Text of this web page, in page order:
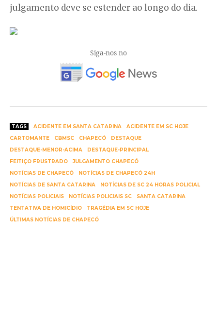
julgamento deve se estender ao longo do dia.
Siga-nos no
TAGS ACIDENTE EM SANTA CATARINA
ACIDENTE EM SC HOJE
CARTOMANTE
CBMSC CHAPECÓ
DESTAQUE
DESTAQUE-MENOR-ACIMA
DESTAQUE-PRINCIPAL
FEITIÇO FRUSTRADO
JULGAMENTO CHAPECÓ
NOTÍCIAS DE CHAPECÓ
NOTÍCIAS DE CHAPECÓ 24H
NOTÍCIAS DE SANTA CATARINA
NOTÍCIAS DE SC 24 HORAS POLICIAL
NOTÍCIAS POLICIAIS
NOTÍCIAS POLICIAIS SC
SANTA CATARINA
TENTATIVA DE HOMICÍDIO
TRAGÉDIA EM SC HOJE
ÚLTIMAS NOTÍCIAS DE CHAPECÓ